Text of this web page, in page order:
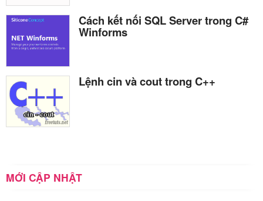
Cách kết nối SQL Server trong C#
Winforms
Lệnh cin và cout trong C++
MỚI CẬP NHẬT